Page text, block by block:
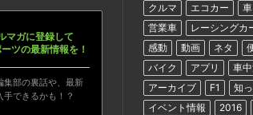
クルマ エコカー 車
営業車
レーシングカ
感動
動画 ネタ
バイク
アプリ 車
アーカイブ
F1 知
イベント情報
2016
マガに登録して
ツの最新情報を！
集部の裏話や、最新
できるかも！？